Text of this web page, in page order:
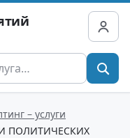
– услуги
ПОЛИТИЧЕСКИХ